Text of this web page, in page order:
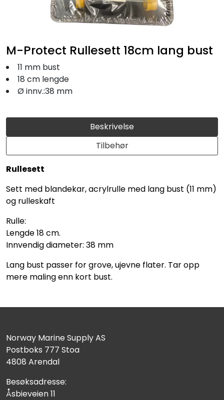
Beskrivelse
Tilbehør
Rullesett
Sett med blandekar, acrylrulle med lang bust (11 mm)
og rulleskaft
Rulle:
Lengde 18 cm.
Innvendig diameter: 38 mm
Lang bust passer for grove, ujevne flater. Tar opp
mere maling enn kort bust.
M-Protect Rullesett 18cm lang bust
11 mm bust
18 cm lengde
Ø innv.:38 mm
Norway Marine Supply AS
Postboks 777 Stoa
4808 Arendal
Besøksadresse:
Åsbieveien 11
Båtpleie/Opplag
Seil